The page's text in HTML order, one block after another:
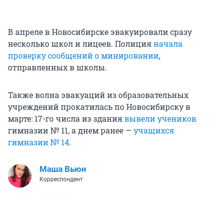
В апреле в Новосибирске эвакуировали сразу
несколько школ и лицеев. Полицияначала
проверку сообщений о минировании,
отправленных в школы.
Также волна эвакуаций из образовательных
учреждений прокатилась по Новосибирску в
марте: 17-го числа из зданиявывели учеников
гимназии № 11, а днем ранее — учащихся
гимназии № 14.
Маша Вьюн
Корреспондент